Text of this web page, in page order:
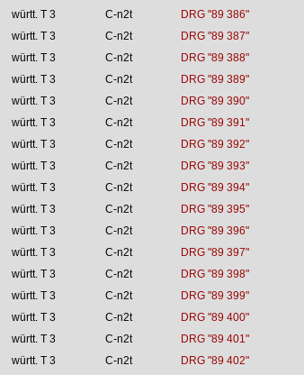
württ. T 3 C-n2t
DRG "89 386"
württ. T 3 C-n2t
DRG "89 387"
württ. T 3 C-n2t
DRG "89 388"
württ. T 3 C-n2t
DRG "89 389"
württ. T 3 C-n2t
DRG "89 390"
württ. T 3 C-n2t
DRG "89 391"
württ. T 3 C-n2t
DRG "89 392"
württ. T 3 C-n2t
DRG "89 393"
württ. T 3 C-n2t
DRG "89 394"
württ. T 3 C-n2t
DRG "89 395"
württ. T 3 C-n2t
DRG "89 396"
württ. T 3 C-n2t
DRG "89 397"
württ. T 3 C-n2t
DRG "89 398"
württ. T 3 C-n2t
DRG "89 399"
württ. T 3 C-n2t
DRG "89 400"
württ. T 3 C-n2t
DRG "89 401"
württ. T 3 C-n2t DRG "89 402"